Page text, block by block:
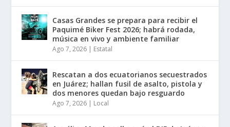
Casas Grandes se prepara para recibir el
Paquimé Biker Fest 2026; habrá rodada,
música en vivo y ambiente familiar
Ago 7, 2026 | Estatal
Rescatan a dos ecuatorianos secuestrados
en Juárez; hallan fusil de asalto, pistola y
dos menores quedan bajo resguardo
Ago 7, 2026 | Local